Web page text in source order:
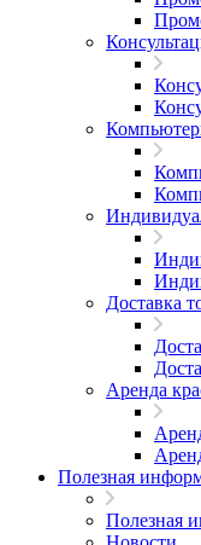
Доставка
Аренда
Полезная
Полезная